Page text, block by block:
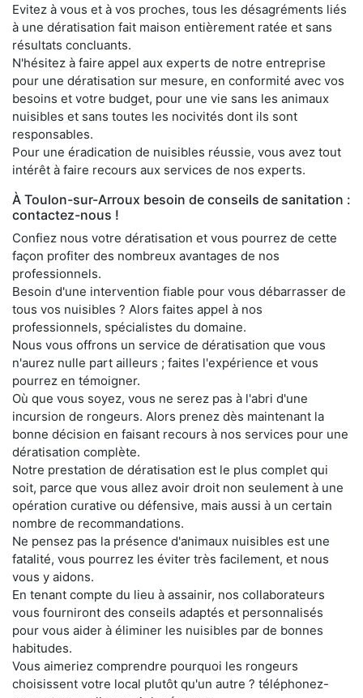
Evitez à vous et à vos proches, tous les désagréments liés
à une dératisation fait maison entièrement ratée et sans
résultats concluants.
N'hésitez à faire appel aux experts de notre entreprise
pour une dératisation sur mesure, en conformité avec vos
besoins et votre budget, pour une vie sans les animaux
nuisibles et sans toutes les nocivités dont ils sont
responsables.
Pour une éradication de nuisibles réussie, vous avez tout
intérêt à faire recours aux services de nos experts.
À Toulon-sur-Arroux besoin de conseils de sanitation :
contactez-nous !
Confiez nous votre dératisation et vous pourrez de cette
façon profiter des nombreux avantages de nos
professionnels.
Besoin d'une intervention fiable pour vous débarrasser de
tous vos nuisibles ? Alors faites appel à nos
professionnels, spécialistes du domaine.
Nous vous offrons un service de dératisation que vous
n'aurez nulle part ailleurs ; faites l'expérience et vous
pourrez en témoigner.
Où que vous soyez, vous ne serez pas à l'abri d'une
incursion de rongeurs. Alors prenez dès maintenant la
bonne décision en faisant recours à nos services pour une
dératisation complète.
Notre prestation de dératisation est le plus complet qui
soit, parce que vous allez avoir droit non seulement à une
opération curative ou défensive, mais aussi à un certain
nombre de recommandations.
Ne pensez pas la présence d'animaux nuisibles est une
fatalité, vous pourrez les éviter très facilement, et nous
vous y aidons.
En tenant compte du lieu à assainir, nos collaborateurs
vous fourniront des conseils adaptés et personnalisés
pour vous aider à éliminer les nuisibles par de bonnes
habitudes.
Vous aimeriez comprendre pourquoi les rongeurs
choisissent votre local plutôt qu'un autre ? téléphonez-